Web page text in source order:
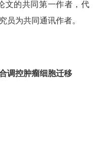
文的共同第一作者，代
员为共同通讯作者。
调控肿瘤细胞迁移